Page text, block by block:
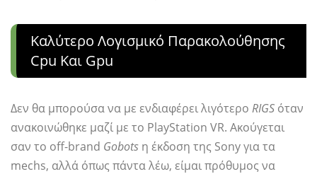
Καλύτερο Λογισμικό Παρακολούθησης
Cpu Και Gpu
Δεν θα μπορούσα να με ενδιαφέρει λιγότερο RIGS όταν
ανακοινώθηκε μαζί με το PlayStation VR. Ακούγεται
σαν το off-brand Gobots η έκδοση της Sony για τα
mechs, αλλά όπως πάντα λέω, είμαι πρόθυμος να